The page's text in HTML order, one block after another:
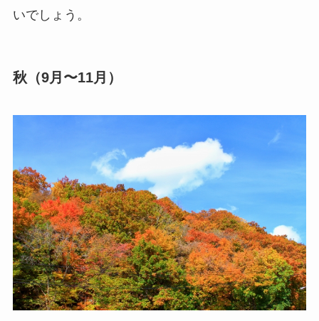
いでしょう。
秋（9月〜11月）